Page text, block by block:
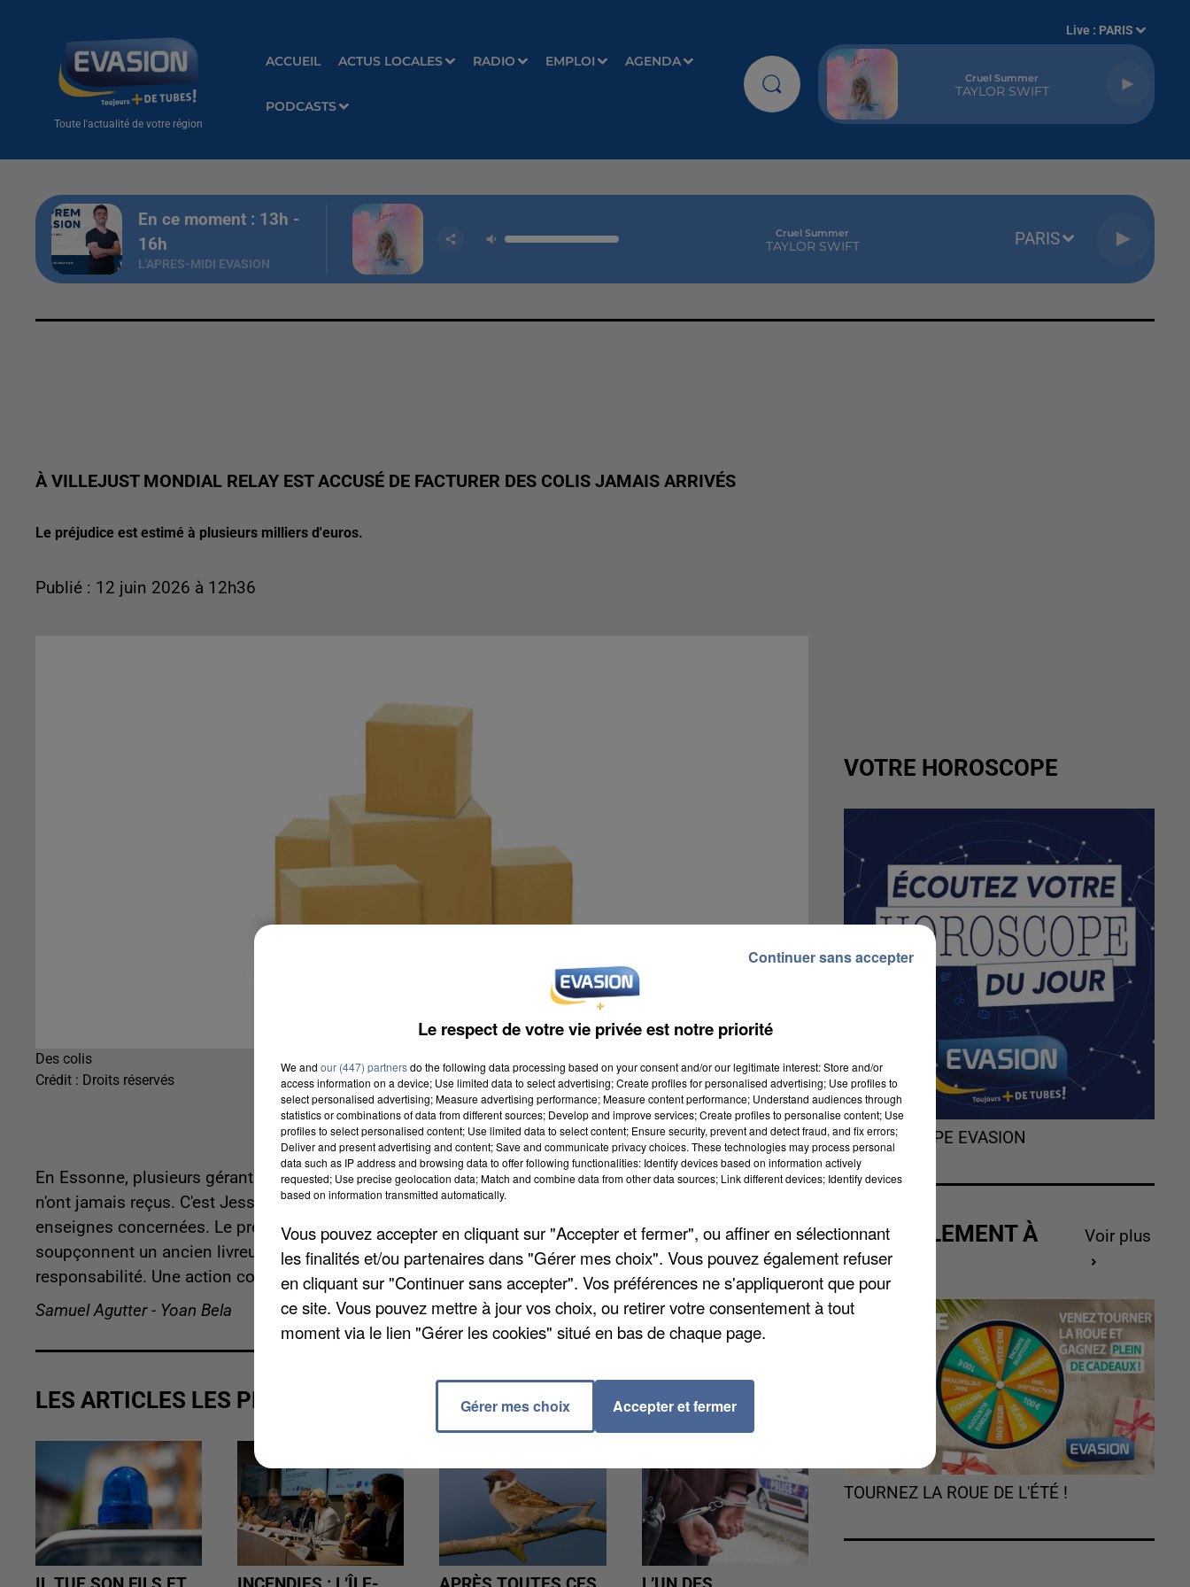
Toute l'actualité de votre région
ACCUEIL ACTUS LOCALES RADIO EMPLOI AGENDA
PODCASTS
Live : PARIS
Cruel Summer
TAYLOR SWIFT
En ce moment : 13h -
16h
L'APRES-MIDI EVASION
Cruel Summer
TAYLOR SWIFT PARIS
À VILLEJUST MONDIAL RELAY EST ACCUSÉ DE FACTURER DES COLIS JAMAIS ARRIVÉS
Le préjudice est estimé à plusieurs milliers d'euros.
Publié : 12 juin 2026 à 12h36
Des colis
Crédit : Droits réservés
En Essonne, plusieurs gérants points relais accusent Mondial Relay de leur facturer des colis qu'ils
n'ont jamais reçus. C'est Jessica, commerçante à Villejust, qui a lancé l'alerte en fédérant au moins six
enseignes concernées. Le préjudice total est estimé entre 3.000 et 4.000 euros. Les commerçants
soupçonnent un ancien livreur, licencié pour vol, tandis que Mondial Relay leur attribue la
responsabilité. Une action collective a été engagée contre l'entreprise.
Samuel Agutter - Yoan Bela
LES ARTICLES LES PLUS VUS
VOTRE HOROSCOPE
L'HOROSCOPE EVASION
ACTUELLEMENT À
GAGNER
Voir plus
TOURNEZ LA ROUE DE L'ÉTÉ !
Le respect de votre vie privée est notre priorité
We and our (447) partnersdo the following data processing based on your consent and/or our legitimate interest: Store and/or
access information on a device; Use limited data to select advertising; Create profiles for personalised advertising; Use profiles to
select personalised advertising; Measure advertising performance; Measure content performance; Understand audiences through
statistics or combinations of data from different sources; Develop and improve services; Create profiles to personalise content; Use
profiles to select personalised content; Use limited data to select content; Ensure security, prevent and detect fraud, and fix errors;
Deliver and present advertising and content; Save and communicate privacy choices. These technologies may process personal
data such as IP address and browsing data to offer following functionalities: Identify devices based on information actively
requested; Use precise geolocation data; Match and combine data from other data sources; Link different devices; Identify devices
based on information transmitted automatically.
Vous pouvez accepter en cliquant sur "Accepter et fermer", ou affiner en sélectionnant
les finalités et/ou partenaires dans "Gérer mes choix". Vous pouvez également refuser
en cliquant sur "Continuer sans accepter". Vos préférences ne s'appliqueront que pour
ce site. Vous pouvez mettre à jour vos choix, ou retirer votre consentement à tout
moment via le lien "Gérer les cookies" situé en bas de chaque page.
Gérer mes choix Accepter et fermer
Continuer sans accepter